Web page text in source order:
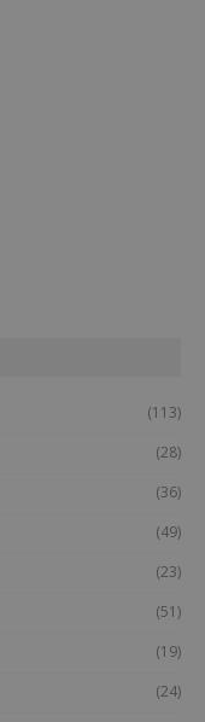
(113)
(28)
(36)
(49)
(23)
(51)
(19)
(24)